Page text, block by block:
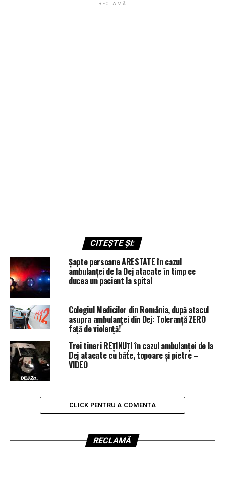
RECLAMĂ
CITEȘTE ȘI:
Șapte persoane ARESTATE în cazul
ambulanței de la Dej atacate în timp ce
ducea un pacient la spital
Colegiul Medicilor din România, după atacul
asupra ambulanței din Dej: Toleranță ZERO
față de violență!
Trei tineri REȚINUȚI în cazul ambulanței de la
Dej atacate cu bâte, topoare și pietre –
VIDEO
CLICK PENTRU A COMENTA
RECLAMĂ